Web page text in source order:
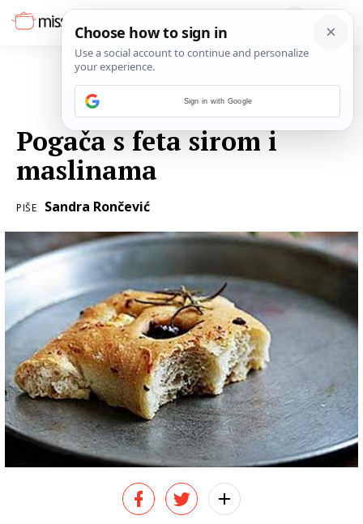
Pogača s feta sirom i
maslinama
PIŠE Sandra Rončević
Sign in with Google